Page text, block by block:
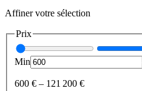
Affiner votre sélection
Prix
Min
600 € – 121 200 €